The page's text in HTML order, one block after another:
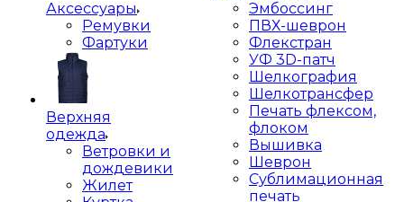
Аксессуары
Ремувки
Фартуки
Верхняя
одежда
Ветровки и
дождевики
Жилет
Эмбоссинг
ПВХ-шеврон
Флекстран
УФ 3D-патч
Шелкография
Шелкотрансфер
Печать флексом,
флоком
Вышивка
Шеврон
Сублимационная
печать